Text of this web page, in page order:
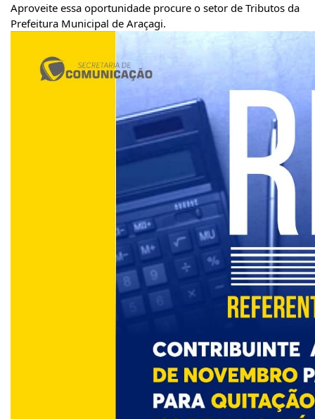
Aproveite essa oportunidade procure o setor de Tributos da
Prefeitura Municipal de Araçagi.